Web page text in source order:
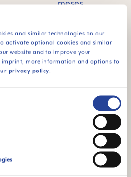
and similar technologies on our
activate optional cookies and similar
website and to improve your
imprint, more information and options to
privacy policy.
meses
a vapor MAM